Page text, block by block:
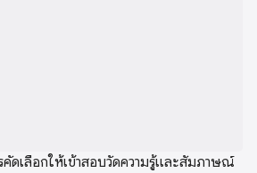
คัดเลือกให้เข้าสอบวัดความรู้และสัมภาษณ์